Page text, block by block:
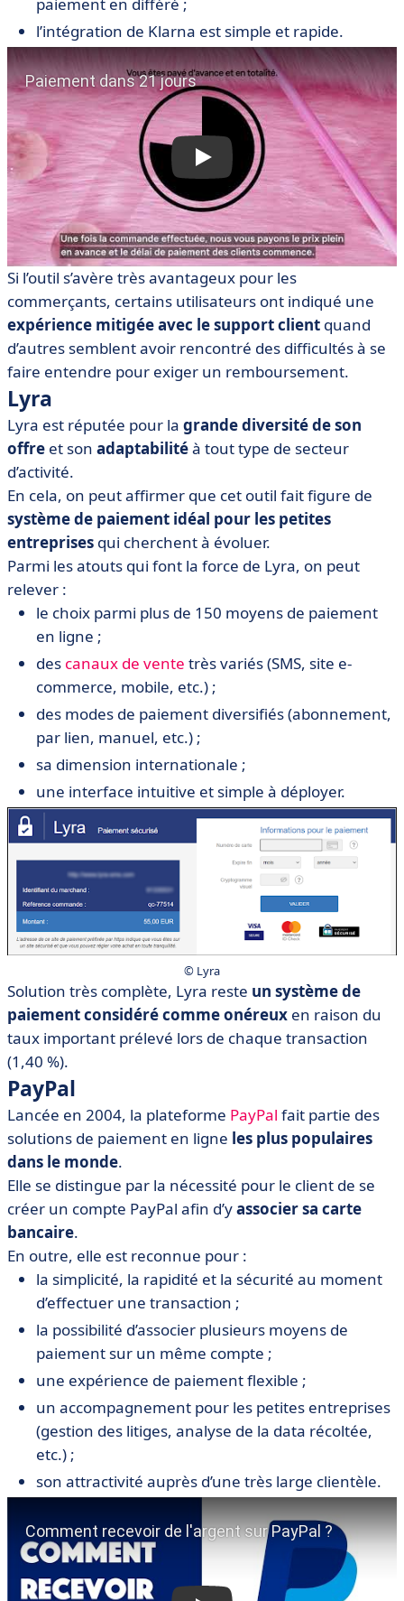
l’intégration de Klarna est simple et rapide.
Si l’outil s’avère très avantageux pour les
commerçants, certains utilisateurs ont indiqué une
expérience mitigée avec le support client quand
d’autres semblent avoir rencontré des difficultés à se
faire entendre pour exiger un remboursement.
Lyra
Lyra est réputée pour la grande diversité de son
offre et son adaptabilitéà tout type de secteur
d’activité.
En cela, on peut affirmer que cet outil fait figure de
système de paiement idéal pour les petites
entreprises qui cherchent à évoluer.
Parmi les atouts qui font la force de Lyra, on peut
relever :
le choix parmi plus de 150 moyens de paiement
en ligne ;
des canaux de vente très variés (SMS, site e-
commerce, mobile, etc.) ;
des modes de paiement diversifiés (abonnement,
par lien, manuel, etc.) ;
sa dimension internationale ;
une interface intuitive et simple à déployer.
© Lyra
Solution très complète, Lyra reste un système de
paiement considéré comme onéreux en raison du
taux important prélevé lors de chaque transaction
(1,40 %).
PayPal
Lancée en 2004, la plateforme PayPal fait partie des
solutions de paiement en ligne les plus populaires
dans le monde.
Elle se distingue par la nécessité pour le client de se
créer un compte PayPal afin d’yassocier sa carte
bancaire.
En outre, elle est reconnue pour :
la simplicité, la rapidité et la sécurité au moment
d’effectuer une transaction ;
la possibilité d’associer plusieurs moyens de
paiement sur un même compte ;
une expérience de paiement flexible ;
un accompagnement pour les petites entreprises
(gestion des litiges, analyse de la data récoltée,
etc.) ;
son attractivité auprès d’une très large clientèle.